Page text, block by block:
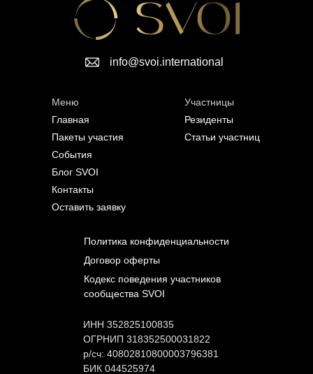
ИНН 352825100835
ОГРНИП 318352500031822
р/сч: 40802810800003796381
БИК 044525974
Политика конфиденциальности
Договор оферты
Кодекс поведения участников
сообщества SVOI
info@svoi.international
Меню
Главная
Пакеты участия
События
Блог SVOI
Контакты
Оставить заявку
Участницы
Резиденты
Статьи участниц